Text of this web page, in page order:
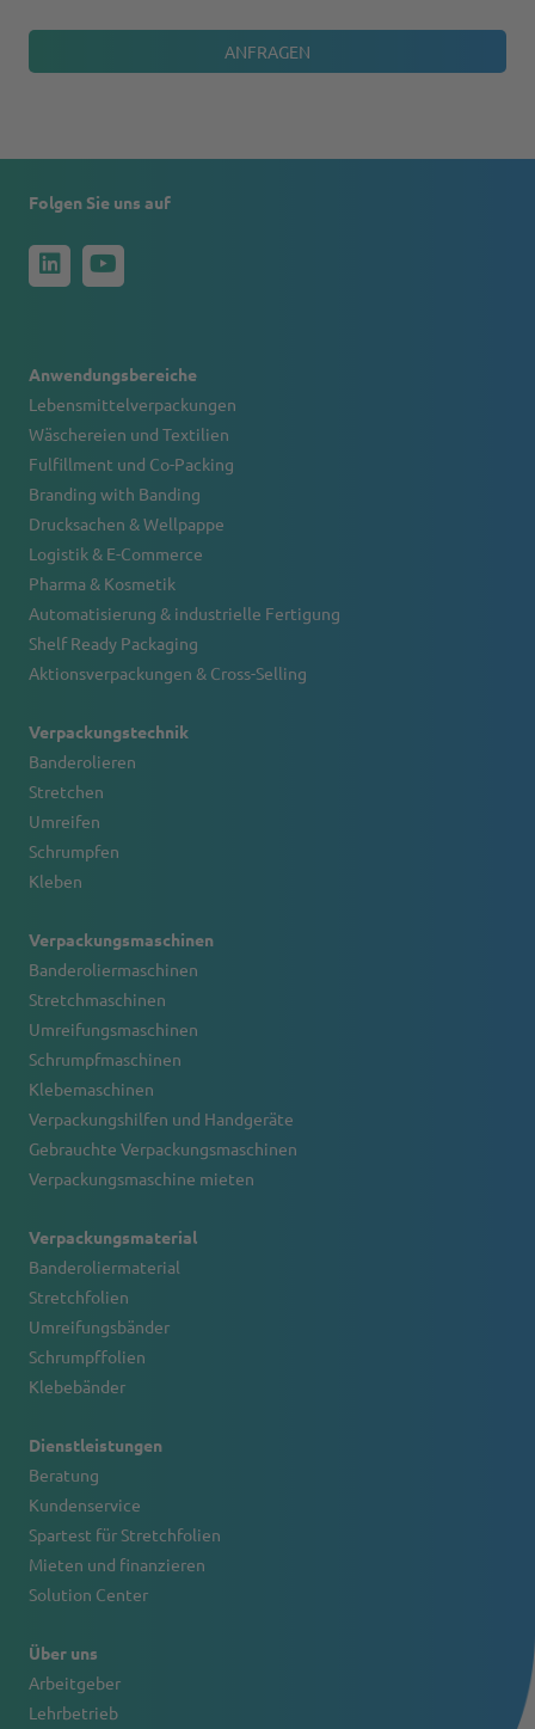
Folgen Sie uns auf
Anwendungsbereiche
Lebensmittelverpackungen
Wäschereien und Textilien
Fulfillment und Co-Packing
Branding with Banding
Drucksachen & Wellpappe
Logistik & E-Commerce
Pharma & Kosmetik
Automatisierung & industrielle Fertigung
Shelf Ready Packaging
Aktionsverpackungen & Cross-Selling
Verpackungstechnik
Banderolieren
Stretchen
Umreifen
Schrumpfen
Kleben
Verpackungsmaschinen
Banderoliermaschinen
Stretchmaschinen
Umreifungsmaschinen
Schrumpfmaschinen
Klebemaschinen
Verpackungshilfen und Handgeräte
Gebrauchte Verpackungsmaschinen
Verpackungsmaschine mieten
Verpackungsmaterial
Banderoliermaterial
Stretchfolien
Umreifungsbänder
Schrumpffolien
Klebebänder
Dienstleistungen
Beratung
Kundenservice
Spartest für Stretchfolien
Mieten und finanzieren
Solution Center
Über uns
Arbeitgeber
Lehrbetrieb